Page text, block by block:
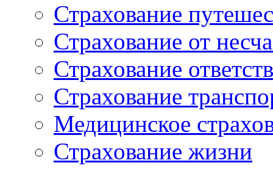
Страхование
Страхование от
Страхование
Страхование
Медицинское
Страхование жизни